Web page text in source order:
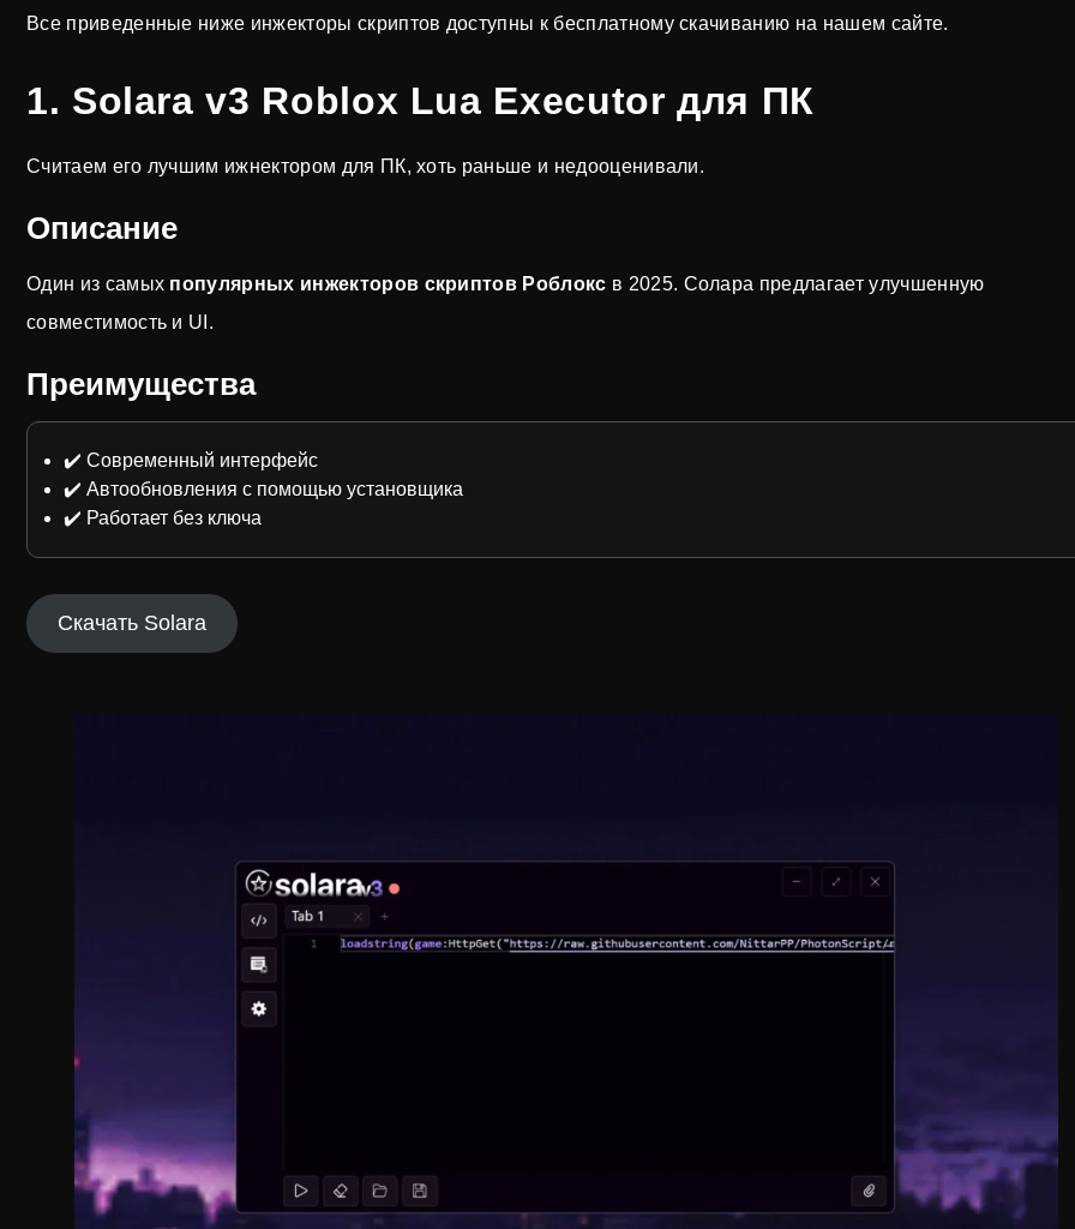
Все приведенные ниже инжекторы скриптов доступны к бесплатному скачиванию на нашем сайте.
1. Solara v3 Roblox Lua Executor для ПК
Считаем его лучшим ижнектором для ПК, хоть раньше и недооценивали.
Описание
Один из самых популярных инжекторов скриптов Роблокс в 2025. Солара предлагает улучшенную
совместимость и UI.
Преимущества
✔️ Современный интерфейс
✔️ Автообновления с помощью установщика
✔️ Работает без ключа
Скачать Solara